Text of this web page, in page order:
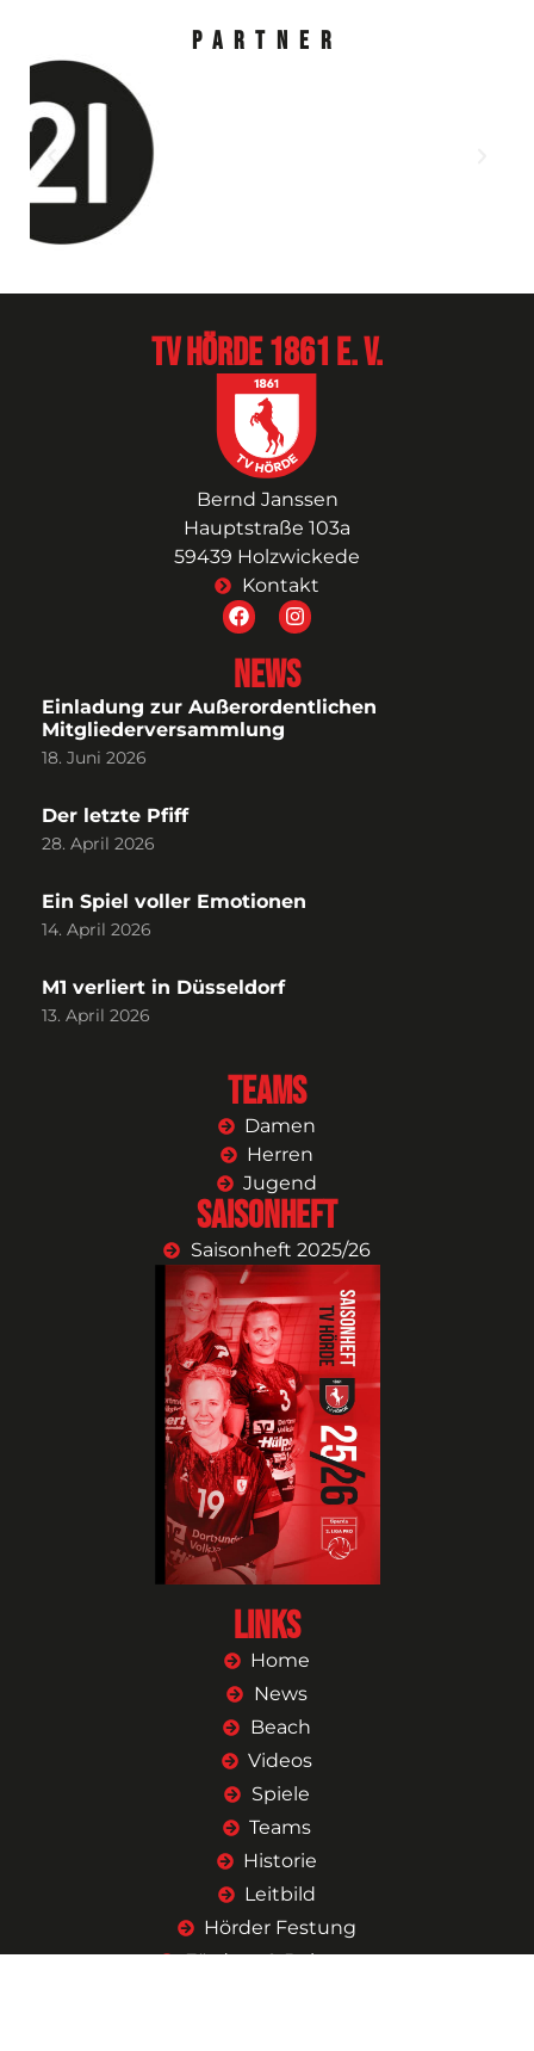
Partner
TV Hörde 1861 e. V.
Bernd Janssen
Hauptstraße 103a
59439 Holzwickede
Kontakt
News
Einladung zur Außerordentlichen
Mitgliederversammlung
18. Juni 2026
Der letzte Pfiff
28. April 2026
Ein Spiel voller Emotionen
14. April 2026
M1 verliert in Düsseldorf
13. April 2026
Teams
Damen
Herren
Jugend
Saisonheft
Saisonheft 2025/26
Links
Home
News
Beach
Videos
Spiele
Teams
Historie
Leitbild
Hörder Festung
Fördern & Beitreten